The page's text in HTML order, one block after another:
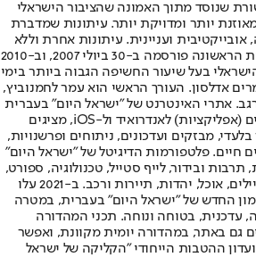
שנוסד מתוך האמונה שהציבור הישראלי
יותר ומדויקת יותר. עיתונות שמדברת
אובייקטיבית ועניינית. עיתונות אחרת וללא
תשלום. המהדורה המודפסת הראשונה פורסמה ב-30 ביולי 2007, וב-2010
בעל שיעור החשיפה הגבוה ביותר בימי
אדלסון. העורך הראשי הוא עמר לחמנוביץ,
אתרי האינטרנט של "ישראל היום" בעברית
ובאנגלית, כמו כן היישומונים (אפליקציות) לאנדרואיד ול-iOS, מציגים
מבזקים ועדכונים, ניתוחים ופרשנויות,
חיים. פלטפורמות הדיגיטל של "ישראל היום"
תרבות ובידור, לייף סטייל, טכנולוגיה, ספורט,
כלכלה וצרכנות, בריאות, חיילים, אוכל, יהדות, תיירות ורכב. ב-2021 עלו
החדש של "ישראל היום" בעברית, במטרה
עדכנית, בטוחה ונוחה. תכני המהדורה
גם באתר, במהדורה יומית מקוונת, ואפשר
ההטבות הייחודי "הקליקה של ישראל